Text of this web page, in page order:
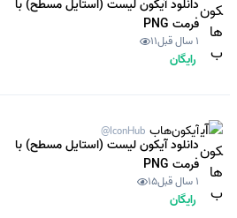
دانلود آیکون لیست (استایل مسطح) با
فرمت PNG
1 سال قبل 11
رایگان
آیکون‌هاب @IconHub
دانلود آیکون لیست (استایل مسطح) با
فرمت PNG
1 سال قبل 15
رایگان